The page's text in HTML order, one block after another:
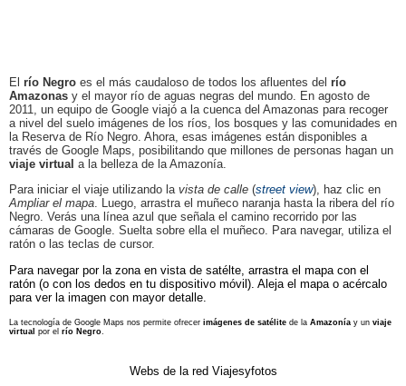
El río Negro es el más caudaloso de todos los afluentes del río
Amazonas y el mayor río de aguas negras del mundo. En agosto de
2011, un equipo de Google viajó a la cuenca del Amazonas para recoger
a nivel del suelo imágenes de los ríos, los bosques y las comunidades en
la Reserva de Río Negro. Ahora, esas imágenes están disponibles a
través de Google Maps, posibilitando que millones de personas hagan un
viaje virtual a la belleza de la Amazonía.
Para iniciar el viaje utilizando la vista de calle (street view), haz clic en
Ampliar el mapa. Luego, arrastra el muñeco naranja hasta la ribera del río
Negro. Verás una línea azul que señala el camino recorrido por las
cámaras de Google. Suelta sobre ella el muñeco. Para navegar, utiliza el
ratón o las teclas de cursor.
Para navegar por la zona en vista de satélte, arrastra el mapa con el
ratón (o con los dedos en tu dispositivo móvil). Aleja el mapa o acércalo
para ver la imagen con mayor detalle.
La tecnología de Google Maps nos permite ofrecer imágenes de satélite de la Amazonía y un viaje
virtual por el río Negro
Webs de la red Viajesyfotos